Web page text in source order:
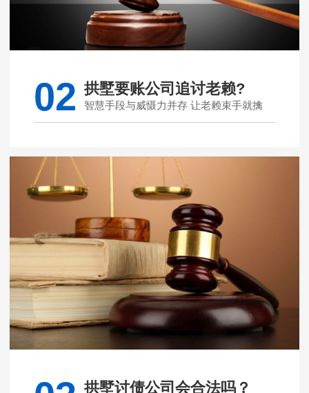
02 拱墅要账公司追讨老赖?
智慧手段与威慑力并存 让老赖束手就擒
拱墅讨债公司会合法吗？